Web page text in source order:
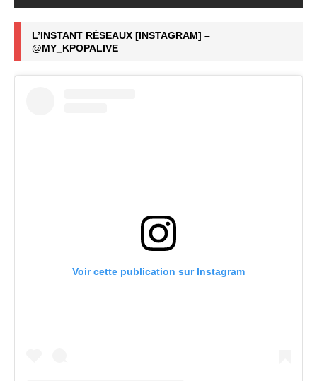
L’INSTANT RÉSEAUX [INSTAGRAM] –
@MY_KPOPALIVE
Voir cette publication sur Instagram